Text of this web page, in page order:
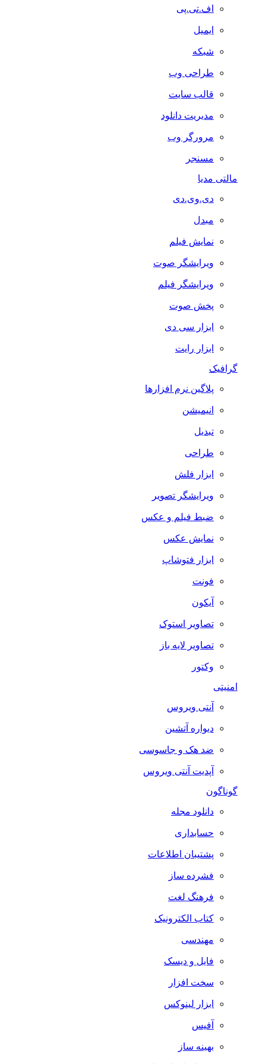
اف.تی.پی
ایمیل
شبکه
طراحی وب
قالب سایت
مدیریت دانلود
مرورگر وب
مسنجر
مالتی مدیا
دی.وی.دی
مبدل
نمایش فیلم
ویرایشگر صوت
ویرایشگر فیلم
پخش صوت
ابزار سی دی
ابزار رایت
گرافیک
پلاگین نرم افزارها
انیمیشن
تبدیل
طراحی
ابزار فلش
ویرایشگر تصویر
ضبط فيلم و عكس
نمایش عکس
ابزار فتوشاپ
فونت
آیکون
تصاویر استوک
تصاویر لایه باز
وکتور
امنیتی
آنتی ویروس
دیواره آتشین
ضد هک و جاسوسی
آپدیت آنتی ویروس
گوناگون
دانلود مجله
حسابداری
پشتیبان اطلاعات
فشرده ساز
فرهنگ لغت
کتاب الکترونیک
مهندسی
فایل و دیسک
سخت افزار
ابزار لینوکس
آفیس
بهینه ساز